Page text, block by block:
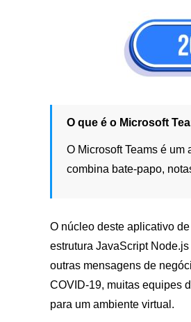
O que é o Microsoft
O Microsoft Teams é
combina bate-papo,
O núcleo deste aplicativo
estrutura JavaScript
outras mensagens de
COVID-19, muitas equipes
para um ambiente virtual.